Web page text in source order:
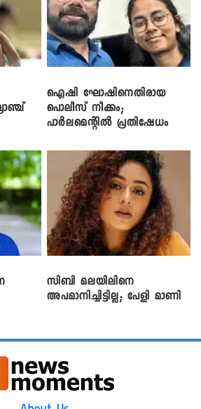
ഐഷി ഘോഷിനെതിരായ
പൊലീസ് നീക്കം;
പാര്‍ലമെന്റിൽ പ്രതിഷേധം
സിബി മലയിലിനെ
അപമാനിച്ചിട്ടില്ല; പേളി മാണി